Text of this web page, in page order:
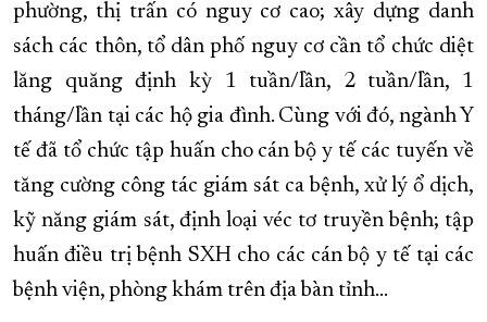
phường, thị trấn có nguy cơ cao; xây dựng danh
sách các thôn, tổ dân phố nguy cơ cần tổ chức diệt
lăng quăng định kỳ 1 tuần/lần, 2 tuần/lần, 1
tháng/lần tại các hộ gia đình. Cùng với đó, ngành Y
tế đã tổ chức tập huấn cho cán bộ y tế các tuyến về
tăng cường công tác giám sát ca bệnh, xử lý ổ dịch,
kỹ năng giám sát, định loại véc tơ truyền bệnh; tập
huấn điều trị bệnh SXH cho các cán bộ y tế tại các
bệnh viện, phòng khám trên địa bàn tỉnh…